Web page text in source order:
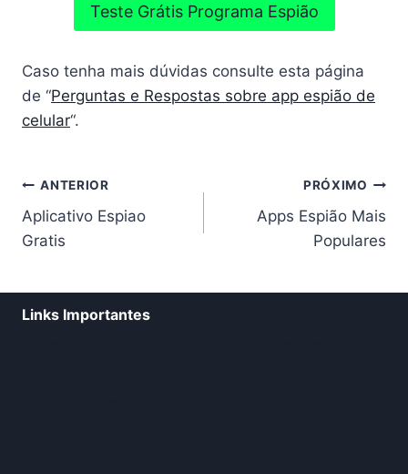
Teste Grátis Programa Espião
Caso tenha mais dúvidas consulte esta página
de “Perguntas e Respostas sobre app espião de
celular“.
Navegação
de
ANTERIOR
Aplicativo Espiao
Gratis
PRÓXIMO
Apps Espião Mais
Populares
Links Importantes